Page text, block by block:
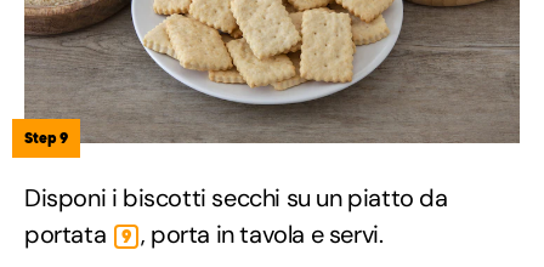
Step 9
Disponi i biscotti secchi su un piatto da
portata
9 , porta in tavola e servi.